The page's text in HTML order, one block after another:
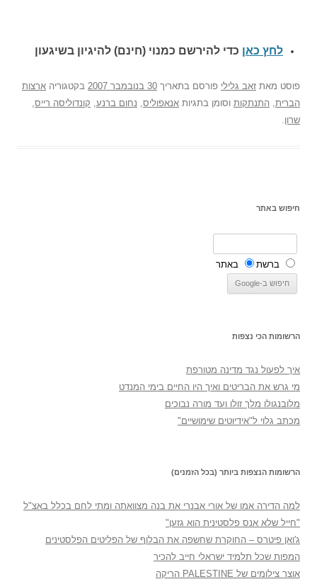
לחץ כאן כדי להירשם כמנוי (חינם) להיגיון בשיגעון
פוסט מאת זאב גלילי פורסם בתאריך 30 בנובמבר 2007 בקטגוריה ארצות
הברית התנתקות וסומן בתגיות אנאפוליס נחום ברנע קונדוליסה רייס
שרון
חיפוש באתר
ברשת באתר
הרשומות הכי נצפות
איך לפעול נגד מדינה מטורפת
מי גרש את הבריטים ואיך היו החיים בימי המנדט
מלובנגולו מלך זולו ועד מורה נבוכים
מכתב גלוי ל"אידיוטים שימושיים"
הרשומות הנצפות ביותר (בכל הזמנים)
למה הדירה אמו של אורי אבנרי את בנה מצוואתה ומתי לחם בכלל באצ"ל
"חייל שלא אנס פלסטינית הוא גזען"
ג'ואן פיטרס – החוקרת שחשפה את הבלוף של הפליטים הפלסטינים
המפות שכל תלמיד ישראלי חייב להכיר
אוצר צילומים של PALESTINE הריקה